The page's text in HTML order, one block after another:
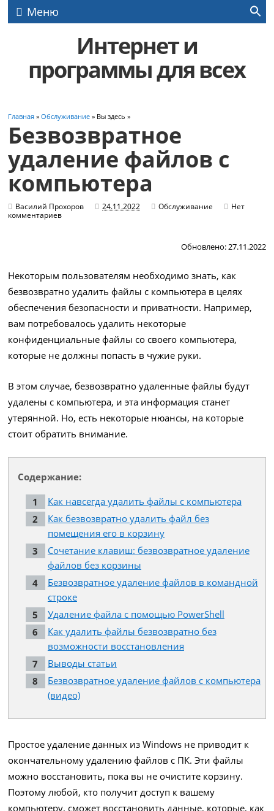
Меню
Интернет и
программы для всех
Главная »Обслуживание » Вы здесь »
Безвозвратное
удаление файлов с
компьютера
Василий Прохоров 24.11.2022 Обслуживание
Нет
комментариев
Обновлено: 27.11.2022
Некоторым пользователям необходимо знать, как
безвозвратно удалить файлы с компьютера в целях
обеспечения безопасности и приватности. Например,
вам потребовалось удалить некоторые
конфиденциальные файлы со своего компьютера,
которые не должны попасть в чужие руки.
В этом случае, безвозвратно удаленные файлы будут
удалены с компьютера, и эта информация станет
утерянной. Но, есть некоторые нюансы, на которые
стоит обратить внимание.
Содержание:
Как навсегда удалить файлы с компьютера
Как безвозвратно удалить файл без
помещения его в корзину
Сочетание клавиш: безвозвратное удаление
файлов без корзины
Безвозвратное удаление файлов в командной
строке
Удаление файла с помощью PowerShell
Как удалить файлы безвозвратно без
возможности восстановления
Выводы статьи
Безвозвратное удаление файлов с компьютера
(видео)
Простое удаление данных из Windows не приводит к
окончательному удалению файлов с ПК. Эти файлы
можно восстановить, пока вы не очистите корзину.
Поэтому любой, кто получит доступ к вашему
компьютеру, сможет восстановить данные, которые, как